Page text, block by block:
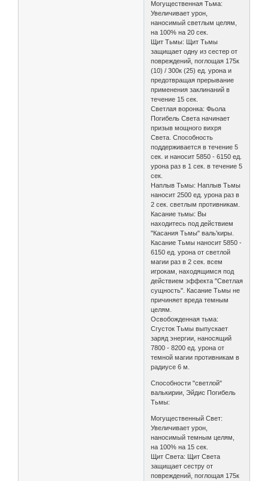
Могущественная Тьма:
Увеличивает урон,
наносимый светлым целям,
на 100% на 20 сек.
Щит Тьмы: Щит Тьмы
защищает одну из сестер от
повреждений, поглощая 175к
(10) / 300к (25) ед. урона и
предотвращая прерывание
применения заклинаний в
течение 15 сек.
Светлая воронка: Фьола
Погибель Света начинает
призыв мощного вихря
Света. Способность
поддерживается в течение 5
сек. и наносит 5850 - 6150 ед.
урона раз в 1 сек. в течение 5
сек.
Наплыв Тьмы: Наплыв Тьмы
наносит 2500 ед. урона раз в
2 сек. светлым противникам.
Касание тьмы: Вы
находитесь под действием
"Касания Тьмы" валь'киры.
Касание Тьмы наносит 5850 -
6150 ед. урона от светлой
магии раз в 2 сек. всем
игрокам, находящимся под
действием эффекта "Светлая
сущность". Касание Тьмы не
причиняет вреда темным
целям.
Освобожденная тьма:
Сгусток Тьмы выпускает
заряд энергии, наносящий
7800 - 8200 ед. урона от
темной магии противникам в
радиусе 6 м.
Способности "светлой"
валькирии, Эйдис Погибель
Тьмы:
Могущественный Свет:
Увеличивает урон,
наносимый темным целям,
на 100% на 15 сек.
Щит Света: Щит Света
защищает сестру от
повреждений, поглощая 175к